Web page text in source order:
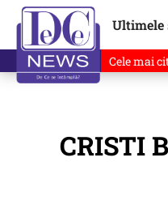
Cele mai
CRISTI